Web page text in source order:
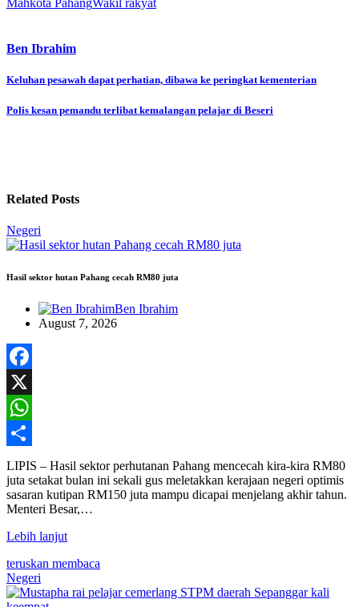
Ben Ibrahim
Post
navigation
Keluhan pesawah dapat perhatian, dibawa ke peringkat kementerian
Polis kesan pemandu terlibat kemalangan pelajar di Beseri
Related Posts
Negeri
Hasil sektor hutan Pahang cecah RM80 juta
Ben Ibrahim
August 7, 2026
Facebook
X
WhatsApp
Share
LIPIS – Hasil sektor perhutanan Pahang mencecah kira-kira RM80
juta setakat bulan ini sekali gus meletakkan kerajaan negeri optimis
sasaran kutipan RM150 juta mampu dicapai menjelang akhir tahun.
Menteri Besar,…
Lebih lanjut
teruskan membaca
Negeri